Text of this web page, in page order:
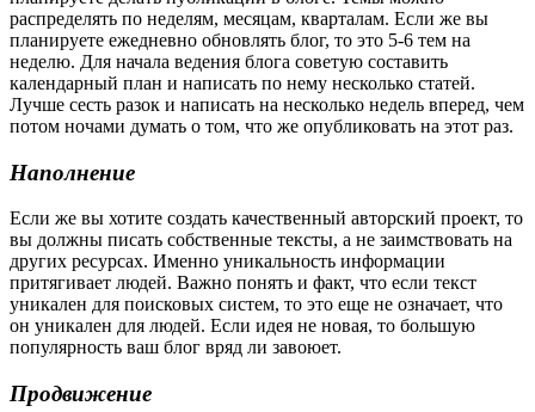
распределять по неделям, месяцам, кварталам. Если же вы
планируете ежедневно обновлять блог, то это 5-6 тем на
неделю. Для начала ведения блога советую составить
календарный план и написать по нему несколько статей.
Лучше сесть разок и написать на несколько недель вперед, чем
потом ночами думать о том, что же опубликовать на этот раз.
Наполнение
Если же вы хотите создать качественный авторский проект, то
вы должны писать собственные тексты, а не заимствовать на
других ресурсах. Именно уникальность информации
притягивает людей. Важно понять и факт, что если текст
уникален для поисковых систем, то это еще не означает, что
он уникален для людей. Если идея не новая, то большую
популярность ваш блог вряд ли завоюет.
Продвижение